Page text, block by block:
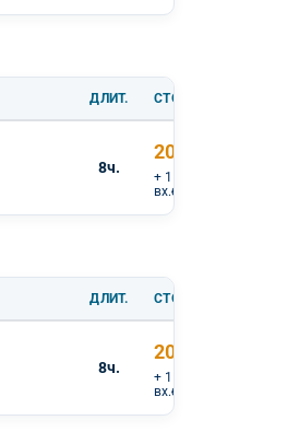
ДЛИТ. СТОИМОСТЬ
8ч.
20 000 ₽
+ 1 000 ₽
вх.билеты
ДЛИТ. СТОИМОСТЬ
8ч.
20 000 ₽
+ 1 000 ₽
вх.билеты